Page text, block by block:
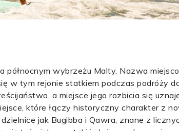
północnym wybrzeżu Malty. Nazwa
w tym rejonie statkiem podczas podróży
a miejsce jego rozbicia się
które łączy historyczny charakter z
jak Bugibba i Qawra, znane z